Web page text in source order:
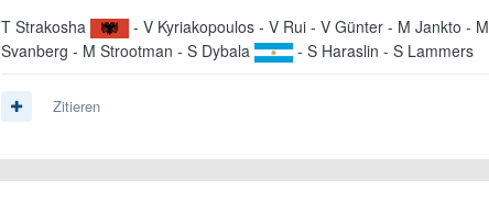
T Strakosha
- V Kyriakopoulos - V Rui - V Günter - M Jankto - M
Svanberg - M Strootman - S Dybala
- S Haraslin - S Lammers
Zitieren